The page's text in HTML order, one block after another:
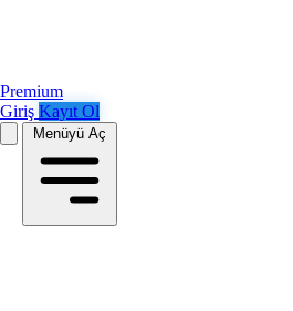
Premium
Giriş Kayıt Ol
Menüyü Aç